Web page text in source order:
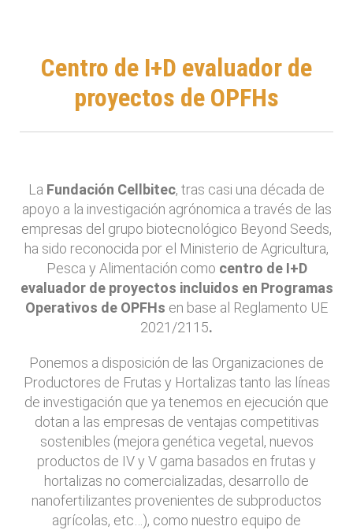
Centro de I+D evaluador de
proyectos de OPFHs
La Fundación Cellbitec, tras casi una década de
apoyo a la investigación agrónomica a través de las
empresas del grupo biotecnológico Beyond Seeds,
ha sido reconocida por el Ministerio de Agricultura,
Pesca y Alimentación como centro de I+D
evaluador de proyectos incluidos en Programas
Operativos de OPFHs en base al Reglamento UE
2021/2115.
Ponemos a disposición de las Organizaciones de
Productores de Frutas y Hortalizas tanto las líneas
de investigación que ya tenemos en ejecución que
dotan a las empresas de ventajas competitivas
sostenibles (mejora genética vegetal, nuevos
productos de IV y V gama basados en frutas y
hortalizas no comercializadas, desarrollo de
nanofertilizantes provenientes de subproductos
agrícolas, etc…), como nuestro equipo de